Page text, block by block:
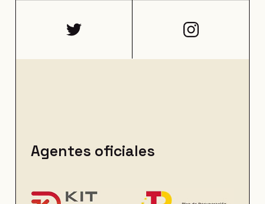
Agentes oficiales